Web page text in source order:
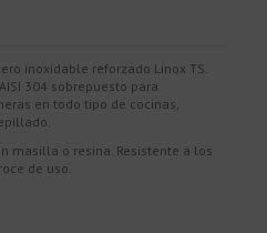
inoxidable reforzado Linox TS.
304 sobrepuesto para
en todo tipo de cocinas,
masilla o resina. Resistente a los
de uso.